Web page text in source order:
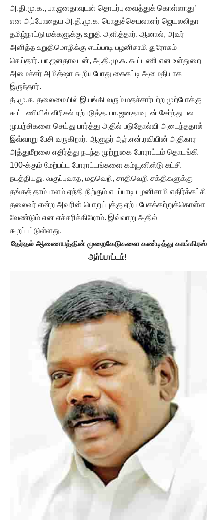
அ.தி.மு.க., பா.ஜனதாவுடன் தொடர்பு வைத்துக் கொள்ளாது’
என அப்போதைய அ.தி.மு.க. பொதுச்செயலாளர் ஜெயலலிதா
தமிழ்நாட்டு மக்களுக்கு உறுதி அளித்தார். ஆனால், அவர்
அளித்த உறுதிமொழிக்கு எடப்பாடி பழனிசாமி துரோகம்
செய்தார். பா.ஜனதாவுடன், அ.தி.மு.க. கூட்டணி என உள்துறை
அமைச்சர் அமித்ஷா கூறியபோது கைகட்டி அமைதியாக
இருந்தார்.
தி.மு.க. தலைமையில் இயங்கி வரும் மதச்சார்பற்ற முற்போக்கு
கூட்டணியில் விரிசல் ஏற்படுத்த, பா.ஜனதாவுடன் சேர்ந்து பல
முயற்சிகளை செய்து பார்த்து அதில் படுதோல்வி அடைந்ததால்
இவ்வாறு பேசி வருகிறார். ஆளுநர் ஆர்.என்.ரவியின் அதிகார
அத்துமீறலை எதிர்த்து நடந்த முற்றுகை போராட்டம் தொடங்கி
100-க்கும் மேற்பட்ட போராட்டங்களை கம்யூனிஸ்டு கட்சி
நடத்தியது. வகுப்புவாத, மதவெறி, சாதிவெறி சக்திகளுக்கு
தங்கத் தாம்பாளம் ஏந்தி நிற்கும் எடப்பாடி பழனிசாமி எதிர்க்கட்சி
தலைவர் என்ற அவரின் பொறுப்புக்கு ஏற்ப பேசக்கற்றுக்கொள்ள
வேண்டும் என எச்சரிக்கிறோம். இவ்வாறு அதில்
கூறப்பட்டுள்ளது.
தேர்தல் ஆணையத்தின் முறைகேடுகளை கண்டித்து காங்கிரஸ்
ஆர்ப்பாட்டம்!